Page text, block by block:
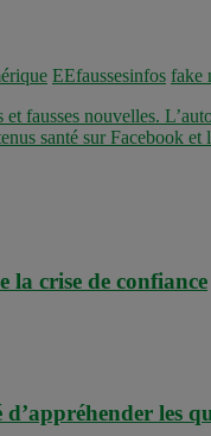
EEfaussesinfos fake
fausses nouvelles.
santé sur Facebook et
la crise de confiance
les